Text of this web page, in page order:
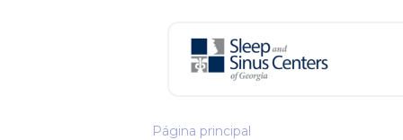
Página principal